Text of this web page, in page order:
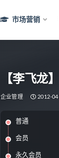
市场营销
【李飞龙
企业管理 2012-
普通
会员
永久会员